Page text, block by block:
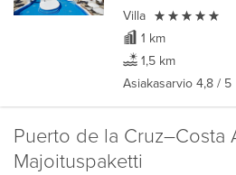
Villa 
1 km
1,5 km
Asiakasarvio 4,8 / 5
Puerto de la Cruz–Costa
Majoituspaketti